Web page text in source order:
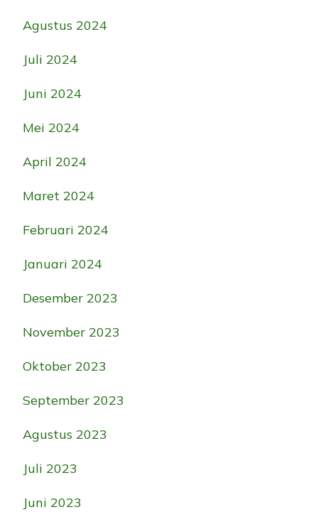
Agustus 2024
Juli 2024
Juni 2024
Mei 2024
April 2024
Maret 2024
Februari 2024
Januari 2024
Desember 2023
November 2023
Oktober 2023
September 2023
Agustus 2023
Juli 2023
Juni 2023